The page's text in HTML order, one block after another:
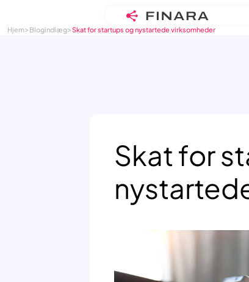
Skip
Hjem> Blogindlæg>Skat for startups og nystartede virksomheder
Skat for